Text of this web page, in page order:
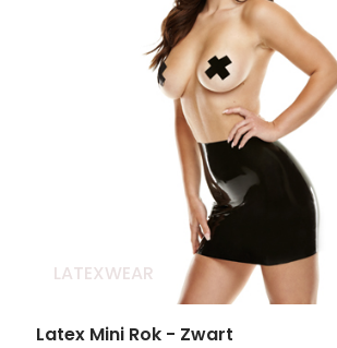
LATEXWEAR
Latex Mini Rok - Zwart